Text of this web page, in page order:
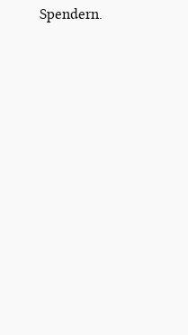
Spendern.